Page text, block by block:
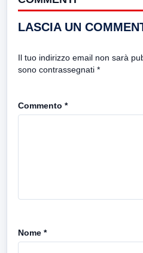
LASCIA UN
Il tuo indirizzo email non sarà
sono contrassegnati *
Commento *
Nome *